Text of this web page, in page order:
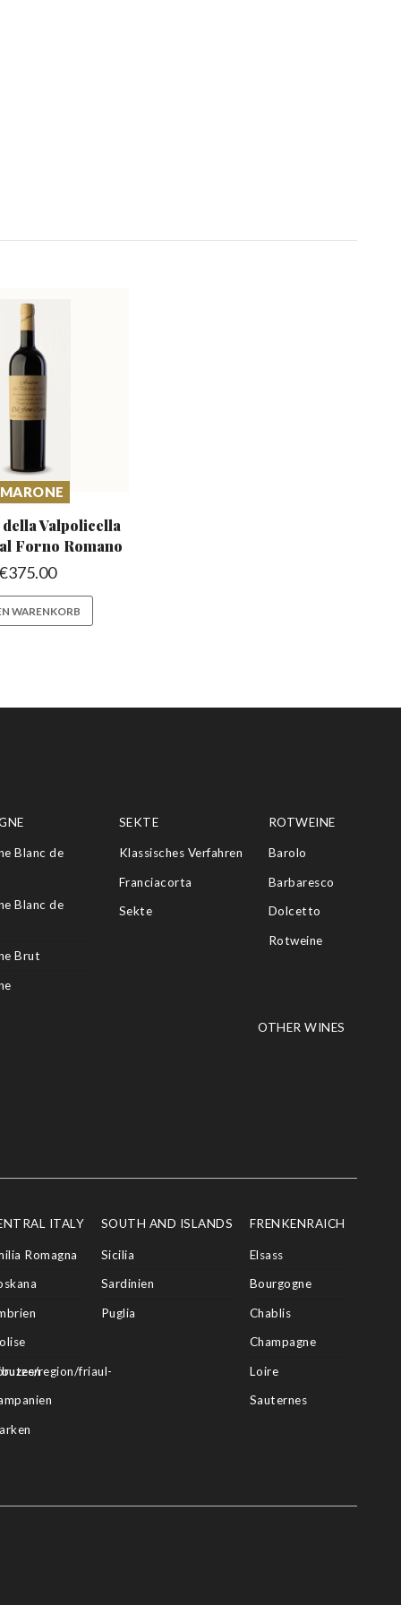
Valpolicella
Forno Romano
375.00
WARENKORB
Blanc de
Blanc de
Brut
SEKTE
Klassisches Verfahren
Franciacorta
Sekte
ROTWEINE
Barolo
Barbaresco
Dolcetto
Rotweine
OTHER WINES
region/friaul-
ITALY
Romagna
SOUTH AND ISLANDS
Sicilia
Sardinien
Puglia
FRENKENRAICH
Elsass
Bourgogne
Chablis
Champagne
Loire
Sauternes